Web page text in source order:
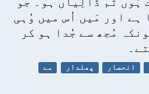
ہُوں تُم ڈالِیاں ہو۔ جو
ہے اور مَیں اُس میں وُہی
مُجھ سے جُدا ہو کر
انحصار پھلدار مے